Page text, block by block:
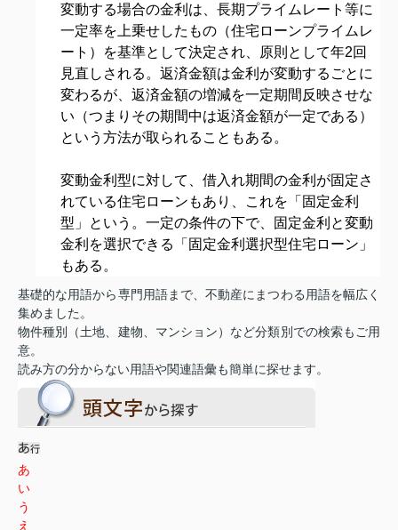
変動する場合の金利は、長期プライムレート等に
一定率を上乗せしたもの（住宅ローンプライムレ
ート）を基準として決定され、原則として年2回
見直しされる。返済金額は金利が変動するごとに
変わるが、返済金額の増減を一定期間反映させな
い（つまりその期間中は返済金額が一定である）
という方法が取られることもある。
変動金利型に対して、借入れ期間の金利が固定さ
れている住宅ローンもあり、これを「固定金利
型」という。一定の条件の下で、固定金利と変動
金利を選択できる「 固定金利選択型住宅ローン 」
もある。
基礎的な用語から専門用語まで、不動産にまつわる用語を幅広く
集めました。
物件種別（土地、建物、マンション）など分類別での検索もご用
意。
読み方の分からない用語や関連語彙も簡単に探せます。
あ
い
う
え